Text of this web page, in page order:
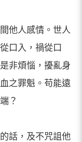
他人感情。世人
口入，禍從口
是非煩惱，擾亂身
之罪魁。苟能遠
？
話，及不咒詛他